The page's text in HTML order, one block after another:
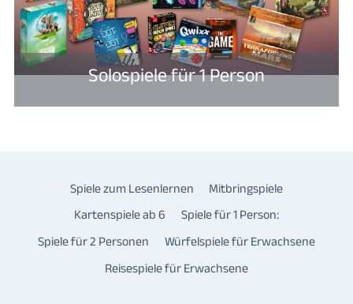
Solospiele für 1 Person
Spiele zum Lesenlernen
Mitbringspiele
Kartenspiele ab 6
Spiele für 1 Person:
Spiele für 2 Personen
Würfelspiele für Erwachsene
Reisespiele für Erwachsene